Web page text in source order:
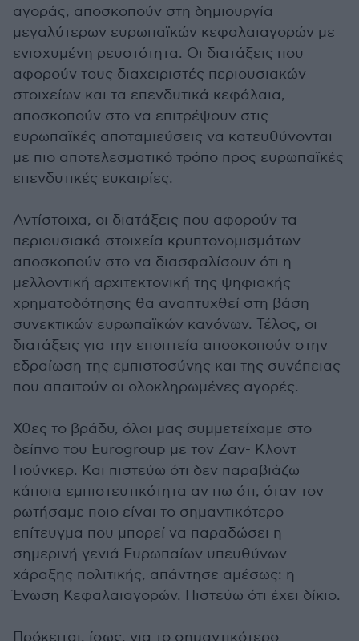
αγοράς, αποσκοπούν στη δημιουργία
μεγαλύτερων ευρωπαϊκών κεφαλαιαγορών με
ενισχυμένη ρευστότητα. Οι διατάξεις που
αφορούν τους διαχειριστές περιουσιακών
στοιχείων και τα επενδυτικά κεφάλαια,
αποσκοπούν στο να επιτρέψουν στις
ευρωπαϊκές αποταμιεύσεις να κατευθύνονται
με πιο αποτελεσματικό τρόπο προς ευρωπαϊκές
επενδυτικές ευκαιρίες.
Αντίστοιχα, οι διατάξεις που αφορούν τα
περιουσιακά στοιχεία κρυπτονομισμάτων
αποσκοπούν στο να διασφαλίσουν ότι η
μελλοντική αρχιτεκτονική της ψηφιακής
χρηματοδότησης θα αναπτυχθεί στη βάση
συνεκτικών ευρωπαϊκών κανόνων. Τέλος, οι
διατάξεις για την εποπτεία αποσκοπούν στην
εδραίωση της εμπιστοσύνης και της συνέπειας
που απαιτούν οι ολοκληρωμένες αγορές.
Χθες το βράδυ, όλοι μας συμμετείχαμε στο
δείπνο του Eurogroup με τον Ζαν- Κλοντ
Γιούνκερ. Και πιστεύω ότι δεν παραβιάζω
κάποια εμπιστευτικότητα αν πω ότι, όταν τον
ρωτήσαμε ποιο είναι το σημαντικότερο
επίτευγμα που μπορεί να παραδώσει η
σημερινή γενιά Ευρωπαίων υπευθύνων
χάραξης πολιτικής, απάντησε αμέσως: η
Ένωση Κεφαλαιαγορών. Πιστεύω ότι έχει δίκιο.
Πρόκειται, ίσως, για το σημαντικότερο